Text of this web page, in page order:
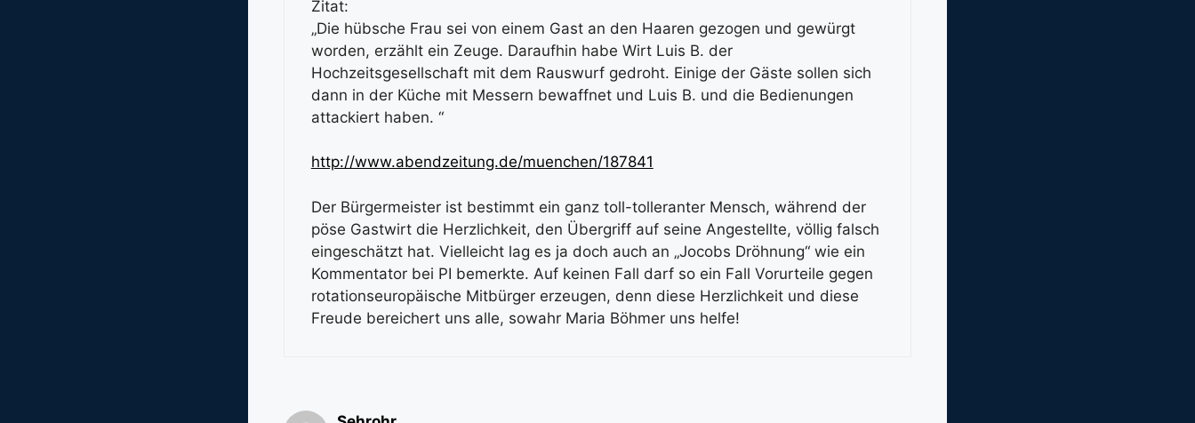
Zitat:
„Die hübsche Frau sei von einem Gast an den Haaren gezogen und gewürgt
worden, erzählt ein Zeuge. Daraufhin habe Wirt Luis B. der
Hochzeitsgesellschaft mit dem Rauswurf gedroht. Einige der Gäste sollen sich
dann in der Küche mit Messern bewaffnet und Luis B. und die Bedienungen
attackiert haben. “
http://www.abendzeitung.de/muenchen/187841
Der Bürgermeister ist bestimmt ein ganz toll-tolleranter Mensch, während der
pöse Gastwirt die Herzlichkeit, den Übergriff auf seine Angestellte, völlig falsch
eingeschätzt hat. Vielleicht lag es ja doch auch an „Jocobs Dröhnung“ wie ein
Kommentator bei PI bemerkte. Auf keinen Fall darf so ein Fall Vorurteile gegen
rotationseuropäische Mitbürger erzeugen, denn diese Herzlichkeit und diese
Freude bereichert uns alle, sowahr Maria Böhmer uns helfe!